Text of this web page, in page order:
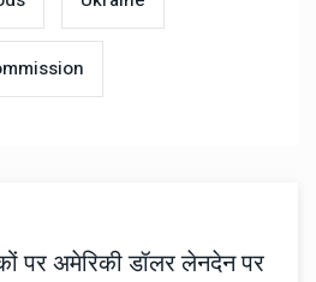
पर अमेरिकी डॉलर लेनदेन पर